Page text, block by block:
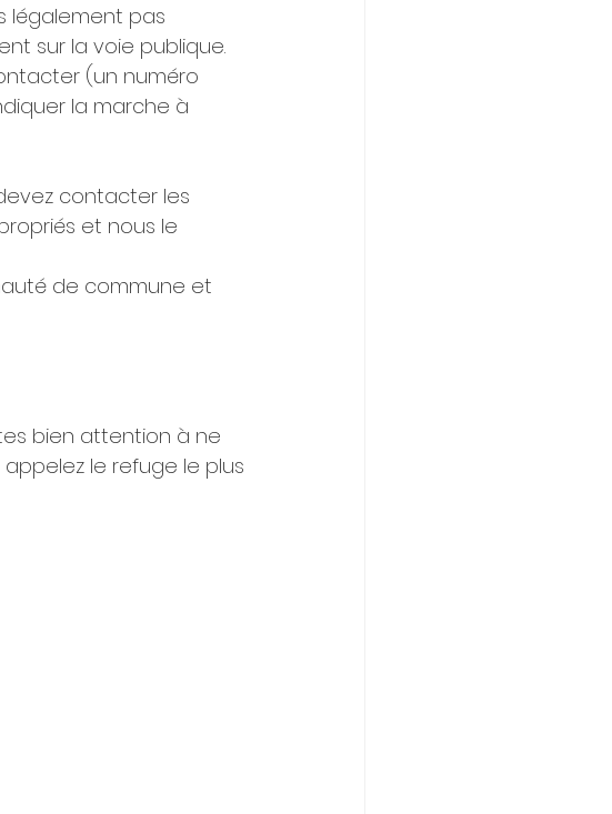
légalement pas
sur la voie publique.
(un numéro
la marche à
contacter les
et nous le
de commune et
le refuge le plus